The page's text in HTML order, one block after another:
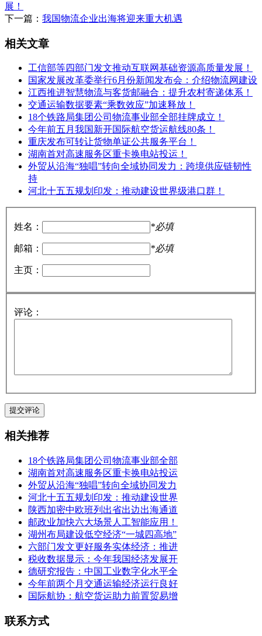
展！
下一篇： 我国物流企业出海将迎来重大机遇
相关文章
工信部等四部门发文推动互联网基础资源高质量发展！
国家发展改革委举行6月份新闻发布会：介绍物流网建设
江西推进智慧物流与客货邮融合：提升农村寄递体系！
交通运输数据要素“乘数效应”加速释放！
18个铁路局集团公司物流事业部全部挂牌成立！
今年前五月我国新开国际航空货运航线80条！
重庆发布可转让货物单证公共服务平台！
湖南首对高速服务区重卡换电站投运！
外贸从沿海“独唱”转向全域协同发力：跨境供应链韧性
持
河北十五五规划印发：推动建设世界级港口群！
姓名： *必填
邮箱： *必填
主页：
评论：
相关推荐
18个铁路局集团公司物流事业部全部
湖南首对高速服务区重卡换电站投运
外贸从沿海“独唱”转向全域协同发力
河北十五五规划印发：推动建设世界
陕西加密中欧班列出省出边出海通道
邮政业加快六大场景人工智能应用！
湖州布局建设低空经济“一城四高地”
六部门发文更好服务实体经济：推进
税收数据显示：今年我国经济发展开
德研究报告：中国工业数字化水平全
今年前两个月交通运输经济运行良好
国际航协：航空货运助力前置贸易增
联系方式